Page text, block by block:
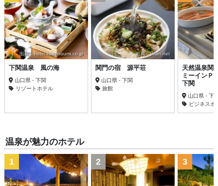
出典：hotel-kazenoumi.co.jp
下関温泉 風の海
山口県 - 下関
リゾートホテル
出典：jalan.net
関門の宿 源平荘
山口県 - 下関
旅館
天然温泉関
ミーインＰ
下関
山口県 - 下
ビジネスホ
温泉が魅力のホテル
1 2 3